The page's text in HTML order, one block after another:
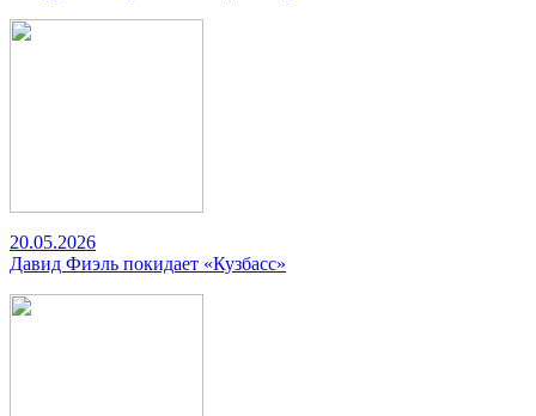
20.05.2026
Давид Фиэль покидает «Кузбасс»